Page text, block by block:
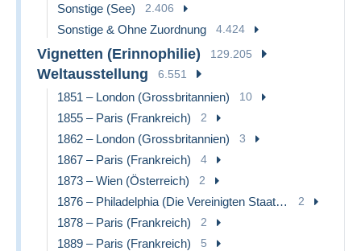
Sonstige (See) 2.406
Sonstige & Ohne Zuordnung 4.424
Vignetten (Erinnophilie) 129.205
Weltausstellung 6.551
1851 – London (Grossbritannien) 10
1855 – Paris (Frankreich) 2
1862 – London (Grossbritannien) 3
1867 – Paris (Frankreich) 4
1873 – Wien (Österreich) 2
1876 – Philadelphia (Die Vereinigten Staaten) 2
1878 – Paris (Frankreich) 2
1889 – Paris (Frankreich) 5